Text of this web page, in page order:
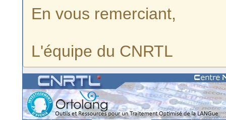
En vous remerciant,
L'équipe du CNRTL